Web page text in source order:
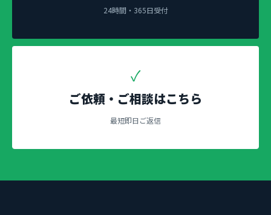
24時間・365日受付
✓
ご依頼・ご相談はこちら
最短即日ご返信